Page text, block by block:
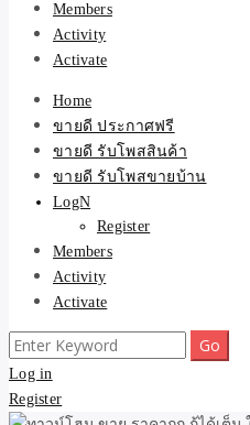
Members
Activity
Activate
Home
ขายดี ประกาศฟรี
ขายดี รับโพสสินค้า
ขายดี รับโพสขายบ้าน
LogN
Register
Members
Activity
Activate
Search
for:
Log in
Register